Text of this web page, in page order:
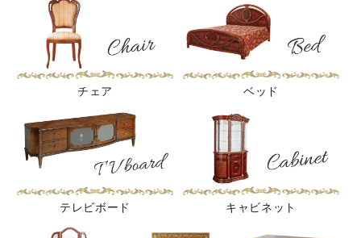
チェア ベッド
テレビボード キャビネット